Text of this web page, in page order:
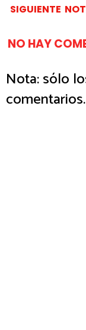
SIGUIENTE
NO HAY
Nota: sólo
comentarios.